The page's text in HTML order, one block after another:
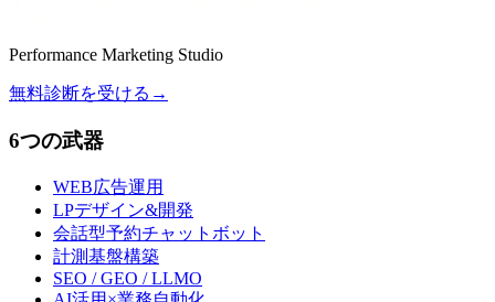
Performance Marketing Studio
無料診断を受ける →
6つの武器
WEB広告運用
LPデザイン&開発
会話型予約チャットボット
計測基盤構築
SEO / GEO / LLMO